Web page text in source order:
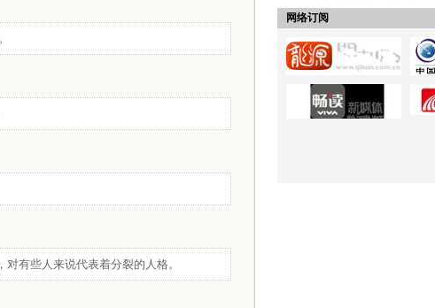
有些人来说代表着分裂的人格。
网络订阅